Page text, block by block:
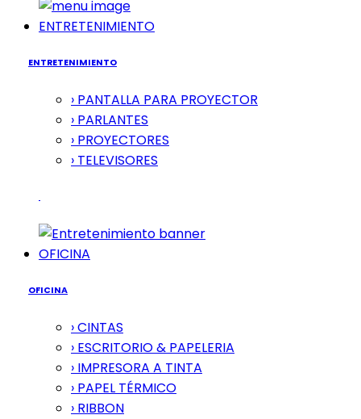
ENTRETENIMIENTO
ENTRETENIMIENTO
› PANTALLA PARA PROYECTOR
› PARLANTES
› PROYECTORES
› TELEVISORES
OFICINA
OFICINA
› CINTAS
› ESCRITORIO & PAPELERIA
› IMPRESORA A TINTA
› PAPEL TÉRMICO
› RIBBON